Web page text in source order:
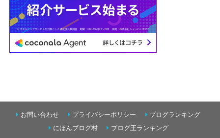
お問い合わせ プライバシーポリシー
ブログランキング
にほんブログ村
ブログ王ランキング